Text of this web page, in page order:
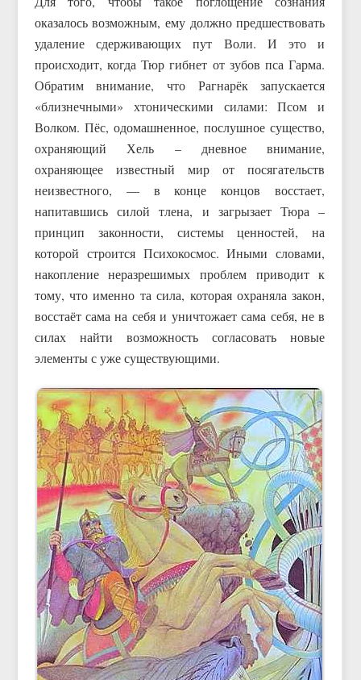
оказалось возможным, ему должно предшествовать
удаление сдерживающих пут Воли. И это и
происходит, когда Тюр гибнет от зубов пса Гарма.
Обратим внимание, что Рагнарёк запускается
«близнечными» хтоническими силами: Псом и
Волком. Пёс, одомашненное, послушное существо,
охраняющий Хель – дневное внимание,
охраняющее известный мир от посягательств
неизвестного, — в конце концов восстает,
напитавшись силой тлена, и загрызает Тюра –
принцип законности, системы ценностей, на
которой строится Психокосмос. Иными словами,
накопление неразрешимых проблем приводит к
тому, что именно та сила, которая охраняла закон,
восстаёт сама на себя и уничтожает сама себя, не в
силах найти возможность согласовать новые
элементы с уже существующими.